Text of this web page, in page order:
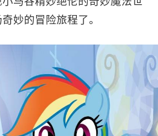
妙的冒险旅程了。